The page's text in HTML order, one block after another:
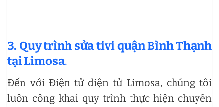
3. Quy trình sửa tivi quận Bình Thạnh
tại Limosa.
Đến với Điện tử điện tử Limosa, chúng tôi
luôn công khai quy trình thực hiện chuyên